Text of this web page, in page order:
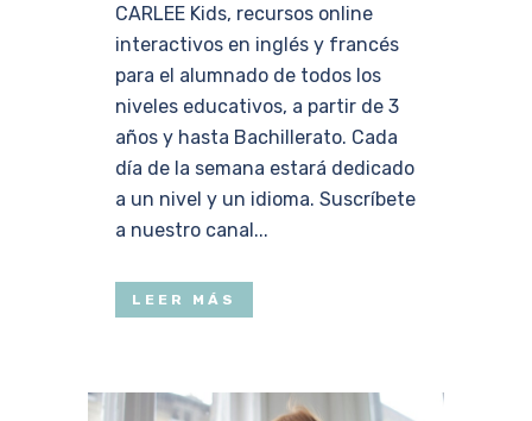
CARLEE Kids, recursos online
interactivos en inglés y francés
para el alumnado de todos los
niveles educativos, a partir de 3
años y hasta Bachillerato. Cada
día de la semana estará dedicado
a un nivel y un idioma. Suscríbete
a nuestro canal...
LEER MÁS